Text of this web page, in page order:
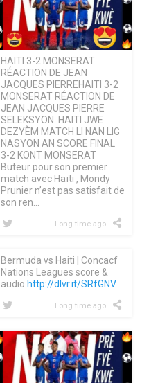
HAITI 3-2 MONSERAT
RÉACTION DE JEAN
JACQUES PIERREHAITI 3-2
MONSERAT RÉACTION DE
JEAN JACQUES PIERRE
SELEKSYON: HAITI JWE
DEZYÈM MATCH LI NAN LIG
NASYON AN SCORE FINAL
3-2 KONT MONSERAT
Buteur pour son premier
match avec Haïti , Mondy
Prunier n’est pas satisfait de
son ren…
Long time ago
Bermuda vs Haiti | Concacf
Nations Leagues score &
audio http://dlvr.it/SRfGNV
Long time ago